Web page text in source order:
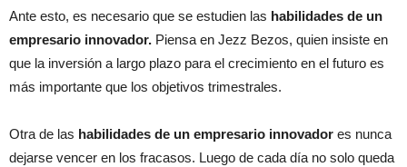
Ante esto, es necesario que se estudien las habilidades de un
empresario innovador. Piensa en Jezz Bezos, quien insiste en
que la inversión a largo plazo para el crecimiento en el futuro es
más importante que los objetivos trimestrales.
Otra de las habilidades de un empresario innovador es nunca
dejarse vencer en los fracasos. Luego de cada día no solo queda